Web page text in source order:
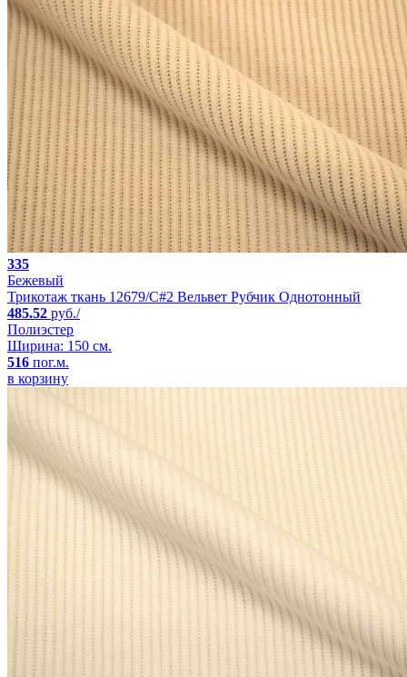
335
Бежевый
Трикотаж ткань 12679/C#2 Вельвет Рубчик Однотонный
485.52 руб./
Полиэстер
Ширина: 150 см.
516 пог.м.
в корзину